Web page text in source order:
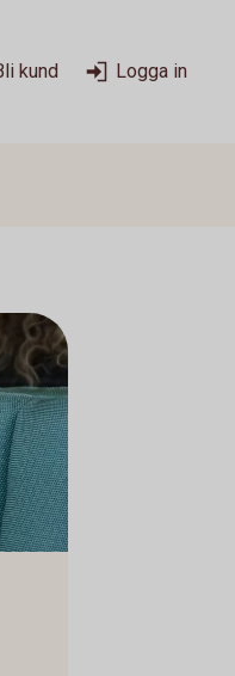
kund Logga in